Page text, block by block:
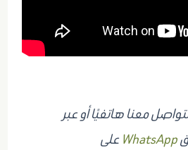
معنا هاتفيًا أو عبر
WhatsApp على